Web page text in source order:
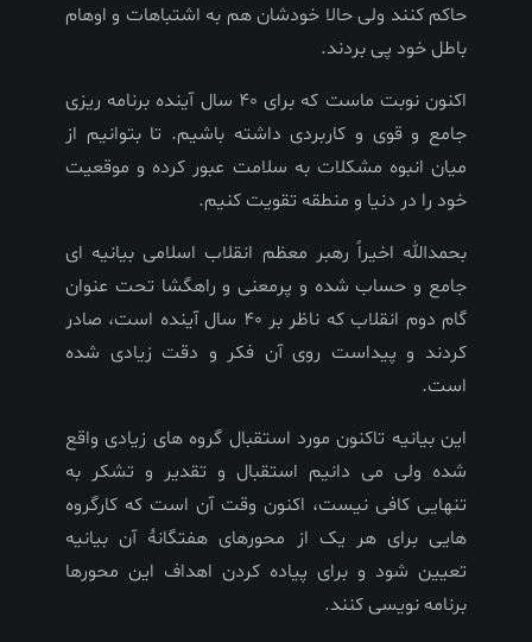
حاکم کنند ولی حالا خودشان هم به اشتباهات و اوهام
باطل خود پی بردند.
اکنون نوبت ماست که برای 40 سال آینده برنامه ریزی
جامع و قوی و کاربردی داشته باشیم. تا بتوانیم از
میان انبوه مشکلات به سلامت عبور کرده و موقعیت
خود را در دنیا و منطقه تقویت کنیم.
بحمدالله اخیراً رهبر معظم انقلاب اسلامی بیانیه ای
جامع و حساب شده و پرمعنی و راهگشا تحت عنوان
گام دوم انقلاب که ناظر بر 40 سال آینده است، صادر
کردند و پیداست روی آن فکر و دقت زیادی شده
است.
این بیانیه تاکنون مورد استقبال گروه های زیادی واقع
شده ولی می دانیم استقبال و تقدیر و تشکر به
تنهایی کافی نیست، اکنون وقت آن است که کارگروه
هایی برای هر یک از محورهای هفتگانۀ آن بیانیه
تعیین شود و برای پیاده کردن اهداف این محورها
برنامه نویسی کنند.